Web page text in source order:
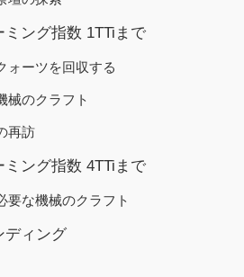
ミング指数 1TTiまで
ォーツを回収する
械のクラフト
再訪
ミング指数 4TTiまで
要な機械のクラフト
ディング